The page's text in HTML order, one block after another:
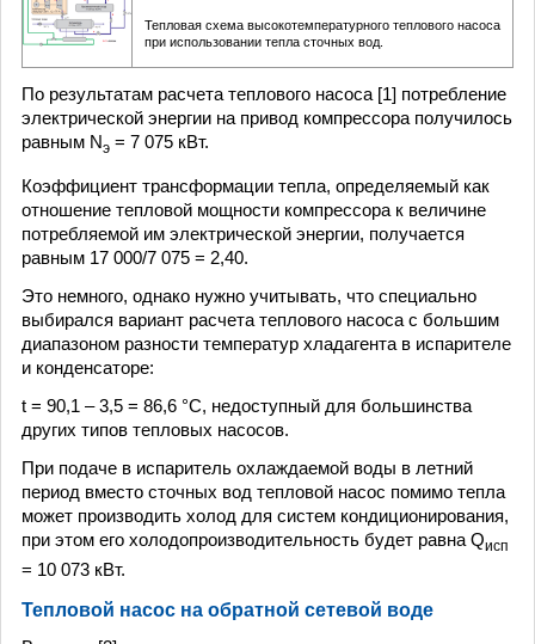
Тепловая схема высокотемпературного теплового насоса
при использовании тепла сточных вод.
По результатам расчета теплового насоса [1] потребление
электрической энергии на привод компрессора получилось
равным Nэ = 7 075 кВт.
Коэффициент трансформации тепла, определяемый как
отношение тепловой мощности компрессора к величине
потребляемой им электрической энергии, получается
равным 17 000/7 075 = 2,40.
Это немного, однако нужно учитывать, что специально
выбирался вариант расчета теплового насоса с большим
диапазоном разности температур хладагента в испарителе
и конденсаторе:
t = 90,1 – 3,5 = 86,6 °С, недоступный для большинства
других типов тепловых насосов.
При подаче в испаритель охлаждаемой воды в летний
период вместо сточных вод тепловой насос помимо тепла
может производить холод для систем кондиционирования,
при этом его холодопроизводительность будет равна Qисп
= 10 073 кВт.
Тепловой насос на обратной сетевой воде